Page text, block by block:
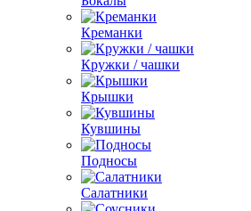
Креманки
Кружки / чашки
Крышки
Кувшины
Подносы
Салатники